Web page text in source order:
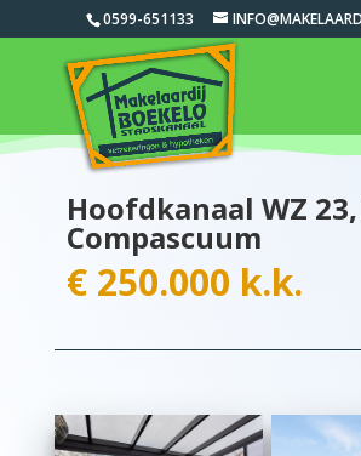
0599-651133
Hoofdkanaal WZ
Compascuum
€ 250.000 k.k.